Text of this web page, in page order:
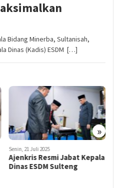
Bidang Minerba, Sultanisah,
Dinas (Kadis) ESDM […]
»
Senin, 21 Juli 2025
Ajenkris Resmi Jabat Kepala
Dinas ESDM Sulteng